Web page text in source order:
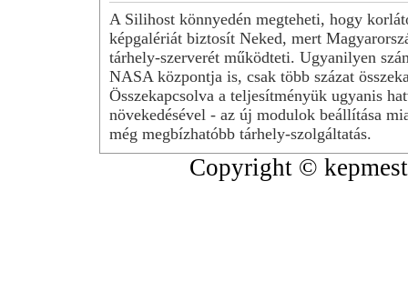
A Silihost könnyedén megteheti, hogy
képgalériát biztosít Neked, mert
tárhely-szerverét működteti. Ugyanilyen
NASA központja is, csak több százat
Összekapcsolva a teljesítményük ugyanis
növekedésével - az új modulok beállítása
még megbízhatóbb tárhely-szolgáltatás.
Copyright ©